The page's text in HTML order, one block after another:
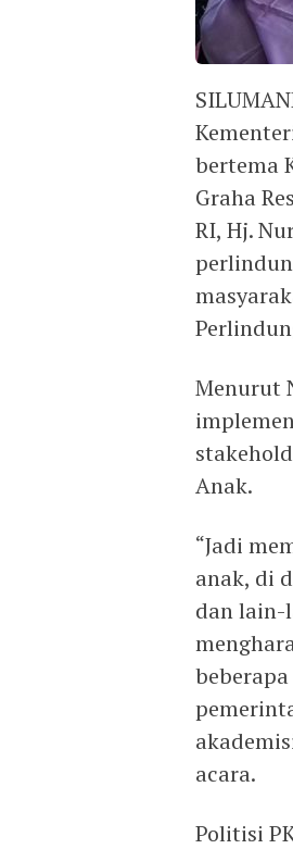
bertema
Graha
RI, Hj.
Menurut
Anak.
“Jadi
anak, di
dan lain-
acara.
Politisi